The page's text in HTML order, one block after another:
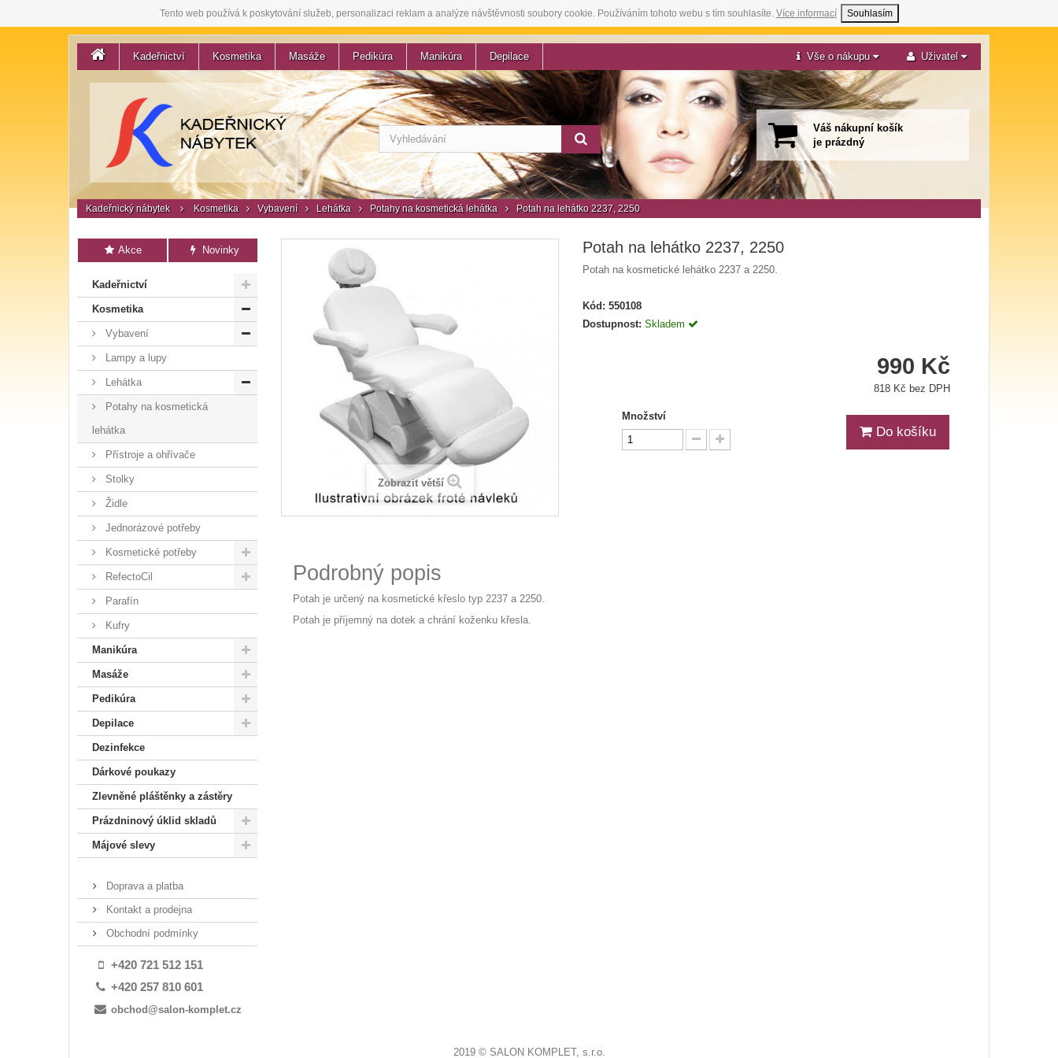
Tento web používá k poskytování služeb, personalizaci reklam a analýze návštěvnosti soubory cookie. Používáním tohoto webu s tím souhlasíte. Více informací Souhlasím
Kadeřnictví Kosmetika Masáže Pedikúra Manikúra Depilace Vše o nákupu Uživatel
Váš nákupní košík
je prázdný
Kadeřnický nábytek Kosmetika Vybavení Lehátka Potahy na kosmetická lehátka Potah na lehátko 2237, 2250
Akce Novinky
Kadeřnictví
Kosmetika
Vybavení
Lampy a lupy
Lehátka
Potahy na kosmetická
lehátka
Přístroje a ohřívače
Stolky
Židle
Jednorázové potřeby
Kosmetické potřeby
RefectoCil
Parafín
Kufry
Manikúra
Masáže
Pedikúra
Depilace
Dezinfekce
Dárkové poukazy
Zlevněné pláštěnky a zástěry
Prázdninový úklid skladů
Májové slevy
Doprava a platba
Kontakt a prodejna
Obchodní podmínky
+420 721 512 151
+420 257 810 601
obchod@salon-komplet.cz
Zobrazit větší
Potah na lehátko 2237, 2250
Potah na kosmetické lehátko 2237 a 2250.
Kód: 550108
Dostupnost: Skladem
990 Kč
818 Kč bez DPH
Množství
Do košíku
Podrobný popis
Potah je určený na kosmetické křeslo typ 2237 a 2250.
Potah je příjemný na dotek a chrání koženku křesla.
2019 © SALON KOMPLET, s.r.o.